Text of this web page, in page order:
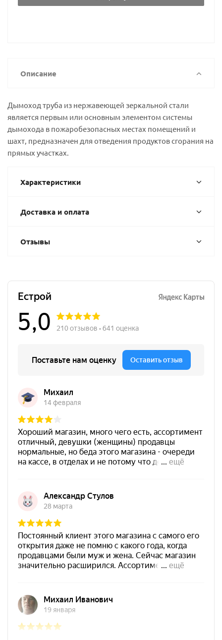
Описание
Дымоход труба из нержавеющей зеркальной стали
является первым или основным элементом системы
дымохода в пожаробезопасных местах помещений и
шахт, предназначен для отведения продуктов сгорания на
прямых участках.
Характеристики
Доставка и оплата
Отзывы